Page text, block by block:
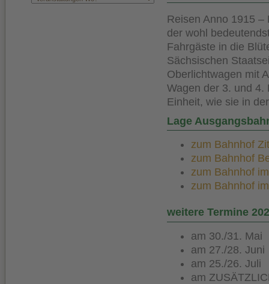
Reisen Anno 1915
der wohl
Fahrgäste in die
Sächsischen
Oberlichtwagen mit
Wagen der 3. und 4.
Einheit, wie sie in
Lage
zum Bahnhof
zum Bahnhof
zum Bahnhof
zum Bahnhof
weitere Termine
am 30./31. Mai
am 27./28. Juni
am 25./26. Juli
am